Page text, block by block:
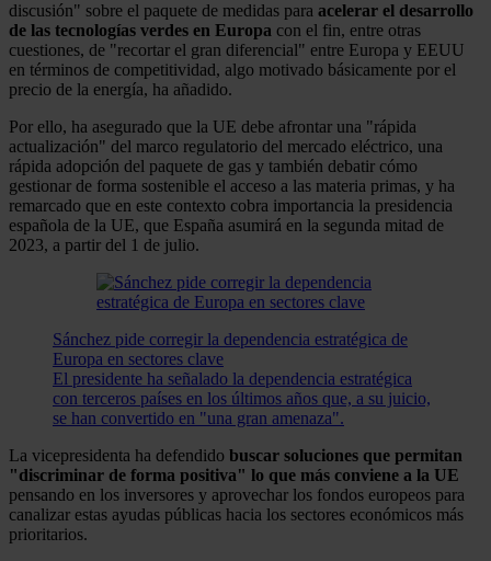
discusión" sobre el paquete de medidas para acelerar el desarrollo
de las tecnologías verdes en Europa con el fin, entre otras
cuestiones, de "recortar el gran diferencial" entre Europa y EEUU
en términos de competitividad, algo motivado básicamente por el
precio de la energía, ha añadido.
Por ello, ha asegurado que la UE debe afrontar una "rápida
actualización" del marco regulatorio del mercado eléctrico, una
rápida adopción del paquete de gas y también debatir cómo
gestionar de forma sostenible el acceso a las materia primas, y ha
remarcado que en este contexto cobra importancia la presidencia
española de la UE, que España asumirá en la segunda mitad de
2023, a partir del 1 de julio.
Sánchez pide corregir la dependencia estratégica de
Europa en sectores clave
El presidente ha señalado la dependencia estratégica
con terceros países en los últimos años que, a su juicio,
se han convertido en "una gran amenaza".
La vicepresidenta ha defendido buscar soluciones que permitan
"discriminar de forma positiva" lo que más conviene a la UE
pensando en los inversores y aprovechar los fondos europeos para
canalizar estas ayudas públicas hacia los sectores económicos más
prioritarios.